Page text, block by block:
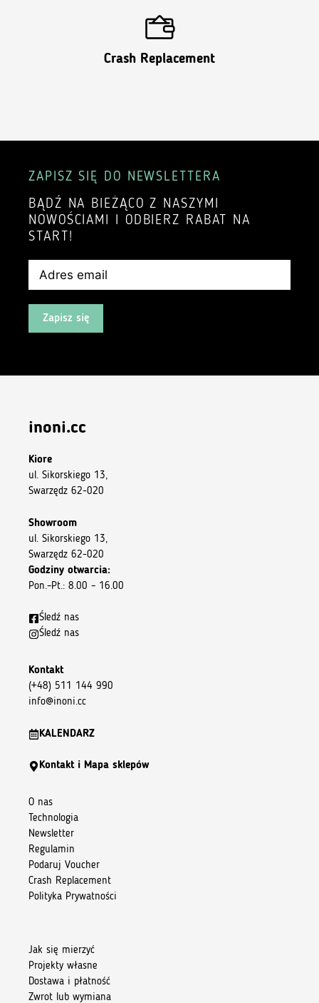
Crash Replacement
ZAPISZ SIĘ DO NEWSLETTERA
BĄDŹ NA BIEŻĄCO Z NASZYMI
NOWOŚCIAMI I ODBIERZ RABAT NA
START!
Zapisz się
inoni.cc
Kiore
ul. Sikorskiego 13,
Swarzędz 62-020
Showroom
ul. Sikorskiego 13,
Swarzędz 62-020
Godziny otwarcia:
Pon.–Pt.: 8.00 – 16.00
Śledź nas
Śledź nas
Kontakt
(+48) 511 144 990
info@inoni.cc
KALENDARZ
Kontakt i Mapa sklepów
O nas
Technologia
Newsletter
Regulamin
Podaruj Voucher
Crash Replacement
Polityka Prywatności
Jak się mierzyć
Projekty własne
Dostawa i płatność
Zwrot lub wymiana